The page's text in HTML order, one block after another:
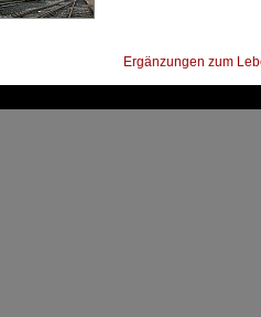
Ergänzungen zum